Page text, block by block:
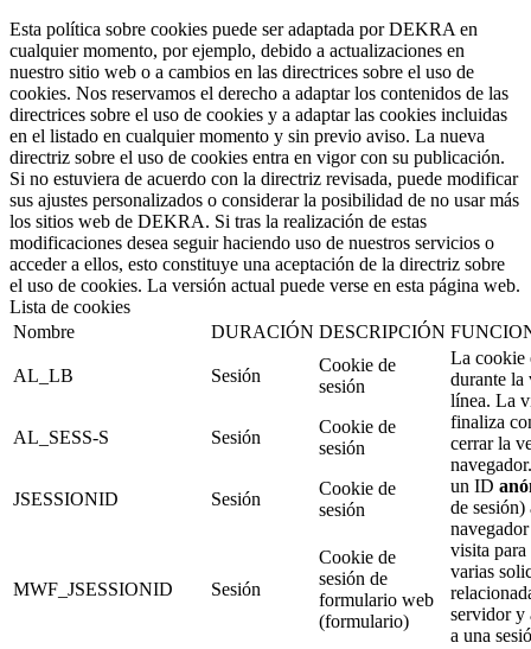
Esta política sobre cookies puede ser adaptada por DEKRA en
cualquier momento, por ejemplo, debido a actualizaciones en
nuestro sitio web o a cambios en las directrices sobre el uso de
cookies. Nos reservamos el derecho a adaptar los contenidos de las
directrices sobre el uso de cookies y a adaptar las cookies incluidas
en el listado en cualquier momento y sin previo aviso. La nueva
directriz sobre el uso de cookies entra en vigor con su publicación.
Si no estuviera de acuerdo con la directriz revisada, puede modificar
sus ajustes personalizados o considerar la posibilidad de no usar más
los sitios web de DEKRA. Si tras la realización de estas
modificaciones desea seguir haciendo uso de nuestros servicios o
acceder a ellos, esto constituye una aceptación de la directriz sobre
el uso de cookies. La versión actual puede verse en esta página web.
Lista de cookies
Nombre
DURACIÓN DESCRIPCIÓN
AL_LB Sesión
Cookie de
sesión
La cookie
durante la
línea. La
finaliza
cerrar la
un ID
de sesión)
visita
varias
servidor y
a una
AL_SESS-S Sesión
Cookie de
sesión
JSESSIONID Sesión
Cookie de
sesión
MWF_JSESSIONID Sesión
Cookie de
sesión de
formulario web
(formulario)